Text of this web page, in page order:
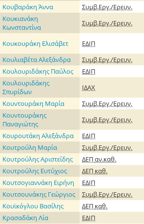
Κουβαράκη Άννα
Συμβ.Εργ./Ερευν.
Κουκιανάκη
Κωνσταντίνα
Συμβ.Εργ./Ερευν.
Κουκουράκη Ελισάβετ ΕΔΙΠ
Κουλιαβέτα Αλεξάνδρα
Συμβ.Εργ./Ερευν.
Κουλουριδάκης Παύλος
ΕΔΙΠ
Κουλουριδάκης
Σπυρίδων
ΙΔΑΧ
Κουντουράκη Μαρία
Συμβ.Εργ./Ερευν.
Κουντουράκης
Παναγιώτης
Συμβ.Εργ./Ερευν.
Κουρουτάκη Αλεξάνδρα
ΕΔΙΠ
Κουτρούλη Μαρία
Συμβ.Εργ./Ερευν.
Κουτρούλης Αριστείδης
ΔΕΠαν.καθ.
Κουτρούλης Ευτύχιος
ΔΕΠ καθ.
Κουτσογιαννάκη Ειρήνη
ΕΔΙΠ
Κουτσουνάκης Γεώργιος
Συμβ.Εργ./Ερευν.
Κουϊκόγλου Βασίλης
ΔΕΠ καθ.
Κρασαδάκη Λία
ΕΔΙΠ